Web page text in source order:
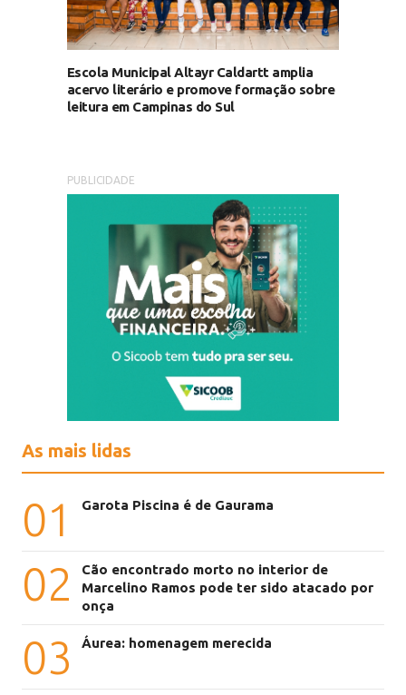
Escola Municipal Altayr Caldartt amplia
acervo literário e promove formação sobre
leitura em Campinas do Sul
PUBLICIDADE
As mais lidas
01 Garota Piscina é de Gaurama
02
Cão encontrado morto no interior de
Marcelino Ramos pode ter sido atacado por
onça
03 Áurea: homenagem merecida